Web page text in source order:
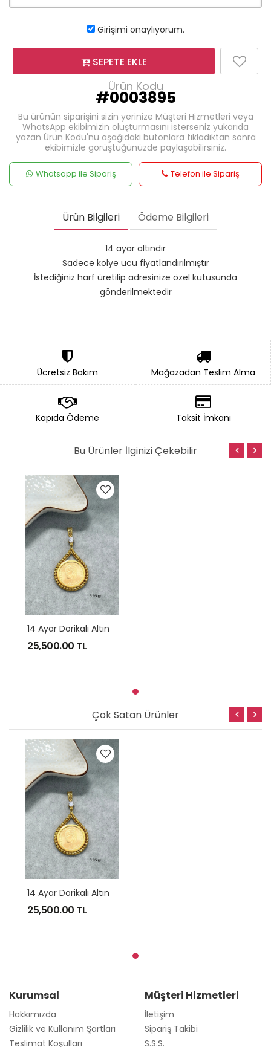
Girişimi onaylıyorum.
SEPETE EKLE
Ürün Kodu
#0003895
Bu ürünün siparişini sizin yerinize Müşteri Hizmetleri veya
WhatsApp ekibimizin oluşturmasını isterseniz yukarıda
yazan Ürün Kodu'nu aşağıdaki butonlara tıkladıktan sonra
ekibimizle görüştüğünüzde paylaşabilirsiniz.
Whatsapp ile Sipariş Telefon ile Sipariş
Ürün Bilgileri Ödeme Bilgileri
14 ayar altındır
Sadece kolye ucu fiyatlandırılmıştır
İstediğiniz harf üretilip adresinize özel kutusunda
gönderilmektedir
Ücretsiz Bakım Mağazadan Teslim Alma
Kapıda Ödeme Taksit İmkanı
Bu Ürünler İlginizi Çekebilir
25,500.00 TL
Çok Satan Ürünler
25,500.00 TL
Kurumsal
Hakkımızda
Gizlilik ve Kullanım Şartları
Teslimat Koşulları
Müşteri Hizmetleri
İletişim
Sipariş Takibi
S.S.S.